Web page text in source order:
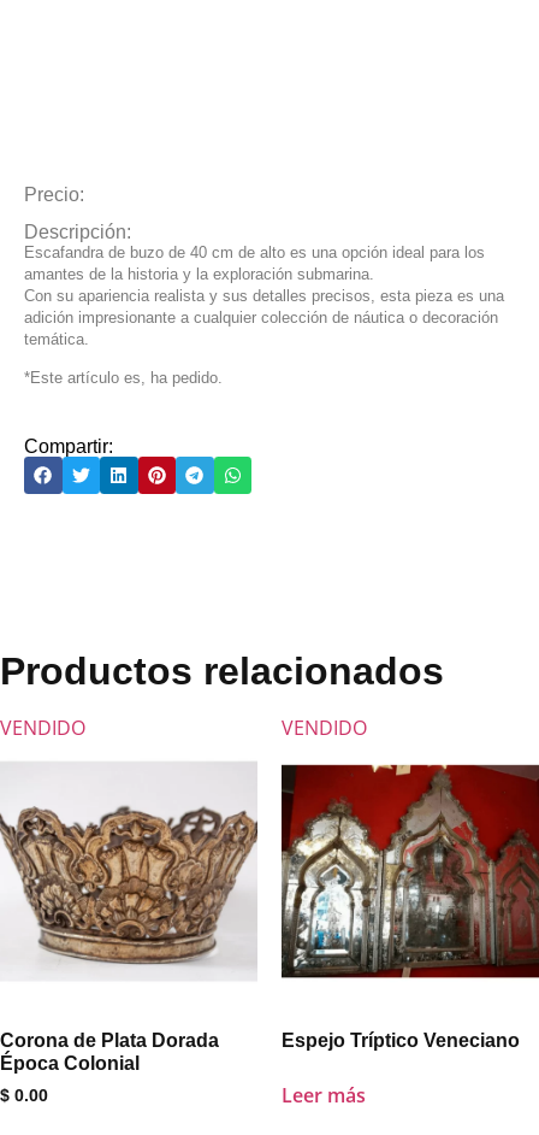
Precio:
Descripción:
Escafandra de buzo de 40 cm de alto es una opción ideal para los
amantes de la historia y la exploración submarina.
Con su apariencia realista y sus detalles precisos, esta pieza es una
adición impresionante a cualquier colección de náutica o decoración
temática.
*Este artículo es, ha pedido.
Compartir:
Productos relacionados
VENDIDO
Corona de Plata Dorada
Época Colonial
$ 0.00
VENDIDO
Espejo Tríptico Veneciano
Leer más